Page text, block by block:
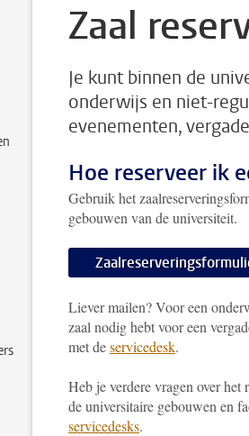
Zaal
Je kunt binnen de
onderwijs en niet-
evenementen,
Hoe reserveer ik
Gebruik het
gebouwen van de universiteit.
Liever mailen? Voor een
zaal nodig hebt voor een
met deservicedesk.
Heb je verdere vragen over het
de universitaire gebouwen en
servicedesks.